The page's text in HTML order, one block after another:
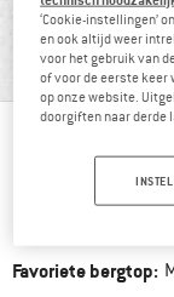
Bergfreund sinds:
Favoriete bergtop:
‘Cookie-instellingen’
en ook altijd weer
voor het gebruik van
of voor de eerste keer
op onze website.
doorgiften naar derde